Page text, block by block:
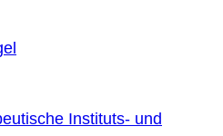
Instituts- und